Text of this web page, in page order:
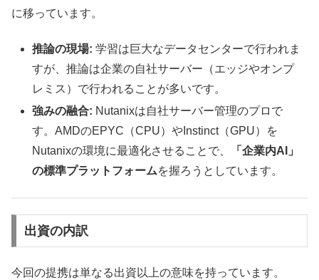
に移っています。
推論の現場: 学習は巨大なデータセンターで行われま
すが、推論は企業の自社サーバー（エッジやオンプ
レミス）で行われることが多いです。
強みの融合: Nutanixは自社サーバー管理のプロで
す。AMDのEPYC（CPU）やInstinct（GPU）を
Nutanixの環境に最適化させることで、
「企業内AI」
の標準プラットフォームを握ろうとしています。
出資の内訳
今回の提携は単なる出資以上の意味を持っています。